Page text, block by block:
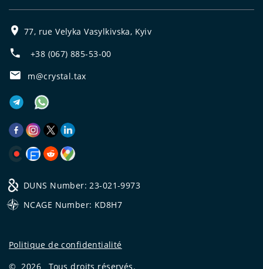
77, rue Velyka Vasylkivska, Kyiv
+38 (067) 885-53-00
m@crystal.tax
DUNS Number: 23-021-9973
NCAGE Number: KD8H7
Politique de confidentialité
© 2026 Tous droits réservés.